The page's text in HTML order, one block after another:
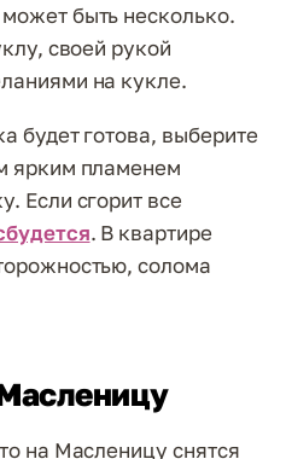
быть несколько.
своей рукой
на кукле.
будет готова, выберите
ярким пламенем
Если сгорит все
. В квартире
солома
на Масленицу снятся